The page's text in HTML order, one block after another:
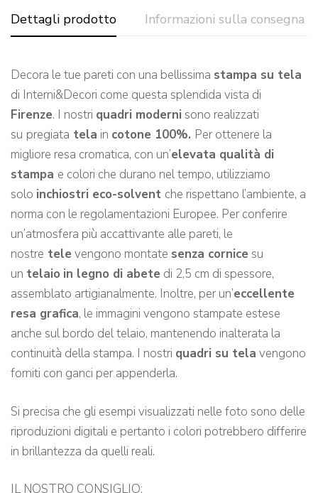
Dettagli prodotto Informazioni sulla consegna
Decora le tue pareti con una bellissima stampa su tela
di Interni&Decori come questa splendida vista di
Firenze. I nostri quadri moderni sono realizzati
su pregiata tela in cotone 100%. Per ottenere la
migliore resa cromatica, con un’elevata qualità di
stampa e colori che durano nel tempo, utilizziamo
solo inchiostri eco-solvent che rispettano l’ambiente, a
norma con le regolamentazioni Europee. Per conferire
un’atmosfera più accattivante alle pareti, le
nostre tele vengono montate senza cornice su
un telaio in legno di abete di 2,5 cm di spessore,
assemblato artigianalmente. Inoltre, per un’eccellente
resa grafica, le immagini vengono stampate estese
anche sul bordo del telaio, mantenendo inalterata la
continuità della stampa. I nostri quadri su tela vengono
forniti con ganci per appenderla.
Si precisa che gli esempi visualizzati nelle foto sono delle
riproduzioni digitali e pertanto i colori potrebbero differire
in brillantezza da quelli reali.
IL NOSTRO CONSIGLIO: